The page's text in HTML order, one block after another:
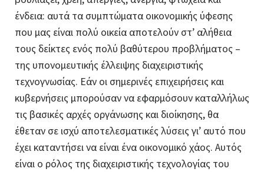
ένδεια: αυτά τα συμπτώματα οικονομικής ύφεσης
που μας είναι πολύ οικεία αποτελούν στ’ αλήθεια
τους δείκτες ενός πολύ βαθύτερου προβλήματος –
της υπονομευτικής έλλειψης διαχειριστικής
τεχνογνωσίας. Εάν οι σημερινές επιχειρήσεις και
κυβερνήσεις μπορούσαν να εφαρμόσουν καταλλήλως
τις βασικές αρχές οργάνωσης και διοίκησης, θα
έθεταν σε ισχύ αποτελεσματικές λύσεις γι’ αυτό που
έχει καταντήσει να είναι ένα οικονομικό χάος. Αυτός
είναι ο ρόλος της διαχειριστικής τεχνολογίας του